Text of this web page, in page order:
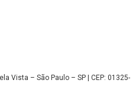
Vista – São Paulo – SP | CEP: 01325-